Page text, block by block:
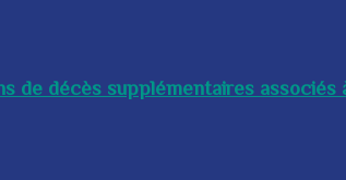
de décès supplémentaires associés